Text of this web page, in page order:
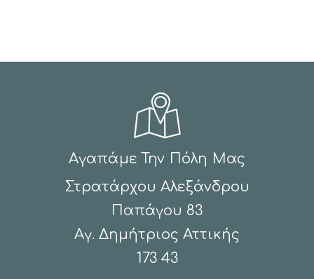
Αγαπάμε Την Πόλη Μας
Στρατάρχου Αλεξάνδρου
Παπάγου 83
Αγ. Δημήτριος Αττικής
173 43